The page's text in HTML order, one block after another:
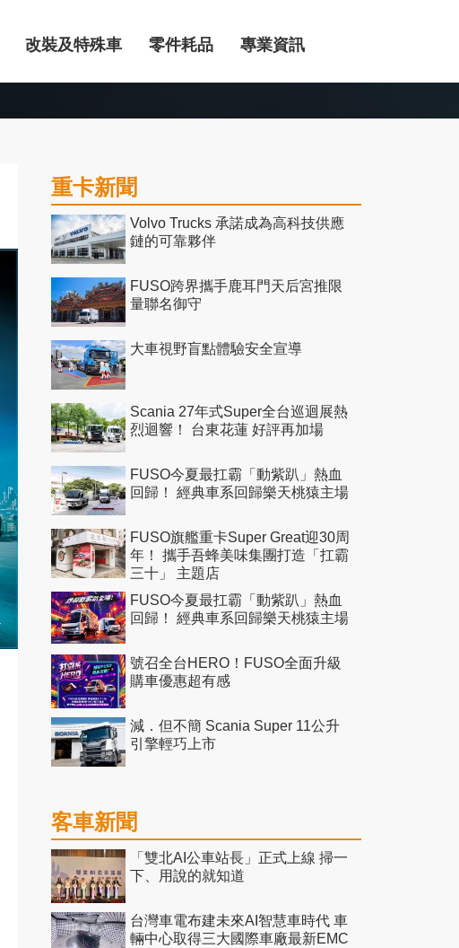
改裝及特殊車 零件耗品 專業資訊
重卡新聞
Volvo Trucks 承諾成為高科技供應
鏈的可靠夥伴
FUSO跨界攜手鹿耳門天后宮推限
量聯名御守
大車視野盲點體驗安全宣導
Scania 27年式Super全台巡迴展熱
烈迴響！ 台東花蓮 好評再加場
FUSO今夏最扛霸「動紫趴」熱血
回歸！ 經典車系回歸樂天桃猿主場
FUSO旗艦重卡Super Great迎30周
年！ 攜手吾蜂美味集團打造「扛霸
三十」 主題店
FUSO今夏最扛霸「動紫趴」熱血
回歸！ 經典車系回歸樂天桃猿主場
號召全台HERO！FUSO全面升級
購車優惠超有感
減．但不簡 Scania Super 11公升
引擎輕巧上市
客車新聞
「雙北AI公車站長」正式上線 掃一
下、用說的就知道
台灣車電布建未來AI智慧車時代 車
輛中心取得三大國際車廠最新EMC